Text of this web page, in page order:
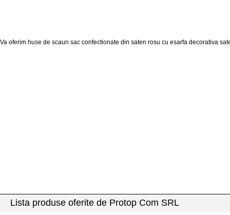
Va oferim huse de scaun sac confectionate din saten rosu cu esarfa decorativa
Lista produse oferite de Protop Com SRL